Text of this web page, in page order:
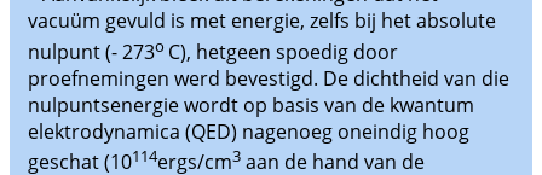
vacuüm gevuld is met energie, zelfs bij het absolute
nulpunt (- 273o C), hetgeen spoedig door
proefnemingen werd bevestigd. De dichtheid van die
nulpuntsenergie wordt op basis van de kwantum
elektrodynamica (QED) nagenoeg oneindig hoog
geschat (10114ergs/cm3 aan de hand van de